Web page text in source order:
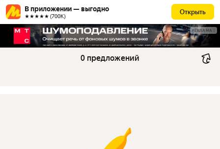
В приложении — выгодно
★★★★★ (700К)
Открыть
РЕКЛАМА
0 предложений